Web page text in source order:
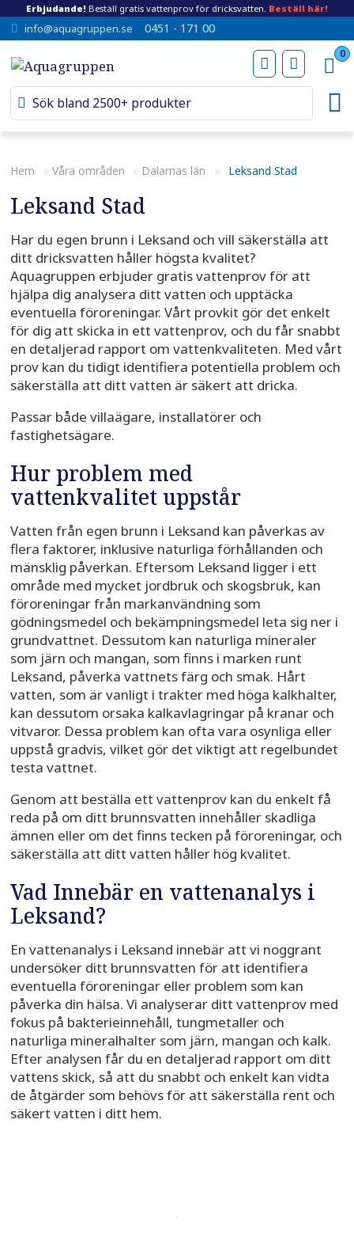
Erbjudande! Beställ gratis vattenprov för dricksvatten. Beställ här!
info@aquagruppen.se 0451 - 171 00
0
Hem » Våra områden » Dalarnas län » Leksand Stad
Leksand Stad
Har du egen brunn i Leksand och vill säkerställa att
ditt dricksvatten håller högsta kvalitet?
Aquagruppen erbjuder gratis vattenprov för att
hjälpa dig analysera ditt vatten och upptäcka
eventuella föroreningar. Vårt provkit gör det enkelt
för dig att skicka in ett vattenprov, och du får snabbt
en detaljerad rapport om vattenkvaliteten. Med vårt
prov kan du tidigt identifiera potentiella problem och
säkerställa att ditt vatten är säkert att dricka.
Passar både villaägare, installatörer och
fastighetsägare.
Hur problem med
vattenkvalitet uppstår
Vatten från egen brunn i Leksand kan påverkas av
flera faktorer, inklusive naturliga förhållanden och
mänsklig påverkan. Eftersom Leksand ligger i ett
område med mycket jordbruk och skogsbruk, kan
föroreningar från markanvändning som
gödningsmedel och bekämpningsmedel leta sig ner i
grundvattnet. Dessutom kan naturliga mineraler
som järn och mangan, som finns i marken runt
Leksand, påverka vattnets färg och smak. Hårt
vatten, som är vanligt i trakter med höga kalkhalter,
kan dessutom orsaka kalkavlagringar på kranar och
vitvaror. Dessa problem kan ofta vara osynliga eller
uppstå gradvis, vilket gör det viktigt att regelbundet
testa vattnet.
Genom att beställa ett vattenprov kan du enkelt få
reda på om ditt brunnsvatten innehåller skadliga
ämnen eller om det finns tecken på föroreningar, och
säkerställa att ditt vatten håller hög kvalitet.
Vad Innebär en vattenanalys i
Leksand?
En vattenanalys i Leksand innebär att vi noggrant
undersöker ditt brunnsvatten för att identifiera
eventuella föroreningar eller problem som kan
påverka din hälsa. Vi analyserar ditt vattenprov med
fokus på bakterieinnehåll, tungmetaller och
naturliga mineralhalter som järn, mangan och kalk.
Efter analysen får du en detaljerad rapport om ditt
vattens skick, så att du snabbt och enkelt kan vidta
de åtgärder som behövs för att säkerställa rent och
säkert vatten i ditt hem.